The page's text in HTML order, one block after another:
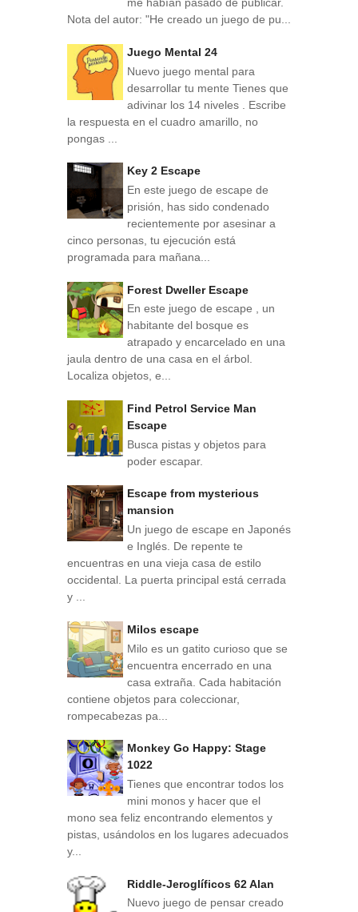
Nota del autor: "He creado un juego de pu...
Juego Mental 24
Nuevo juego mental para
desarrollar tu mente Tienes que
adivinar los 14 niveles . Escribe
la respuesta en el cuadro amarillo, no
pongas ...
Key 2 Escape
En este juego de escape de
prisión, has sido condenado
recientemente por asesinar a
cinco personas, tu ejecución está
programada para mañana...
Forest Dweller Escape
En este juego de escape , un
habitante del bosque es
atrapado y encarcelado en una
jaula dentro de una casa en el árbol.
Localiza objetos, e...
Find Petrol Service Man
Escape
Busca pistas y objetos para
poder escapar.
Escape from mysterious
mansion
Un juego de escape en Japonés
e Inglés. De repente te
encuentras en una vieja casa de estilo
occidental. La puerta principal está cerrada
y ...
Milos escape
Milo es un gatito curioso que se
encuentra encerrado en una
casa extraña. Cada habitación
contiene objetos para coleccionar,
rompecabezas pa...
Monkey Go Happy: Stage
1022
Tienes que encontrar todos los
mini monos y hacer que el
mono sea feliz encontrando elementos y
pistas, usándolos en los lugares adecuados
y...
Riddle-Jeroglíficos 62 Alan
Nuevo juego de pensar creado